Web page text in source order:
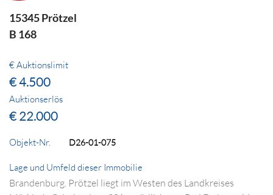
15345 Prötzel
B 168
€ Auktionslimit
€ 4.500
Auktionserlös
€ 22.000
Objekt-Nr. D26-01-075
Lage und Umfeld dieser Immobilie
Brandenburg. Prötzel liegt im Westen des Landkreises